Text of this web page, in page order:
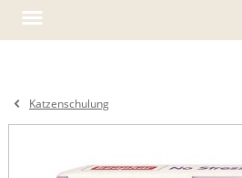
Katzenschulung